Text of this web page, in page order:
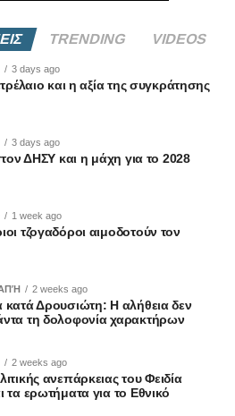
TRENDING VIDEOS
3 days ago
και η αξία της συγκράτησης
3 days ago
ΔΗΣΥ και η μάχη για το 2028
1 week ago
τζογαδόροι αιμοδοτούν τον
2 weeks ago
κατά Δρουσιώτη: Η αλήθεια δεν
τη δολοφονία χαρακτήρων
2 weeks ago
ανεπάρκειας του Φειδία
τα ερωτήματα για το Εθνικό